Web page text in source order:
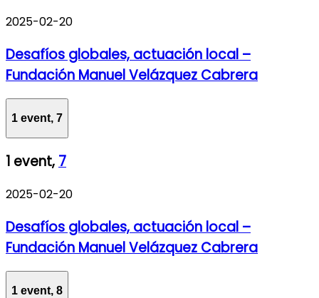
2025-02-20
Desafíos globales, actuación local –
Fundación Manuel Velázquez Cabrera
1 event, 7
1 event, 7
2025-02-20
Desafíos globales, actuación local –
Fundación Manuel Velázquez Cabrera
1 event, 8